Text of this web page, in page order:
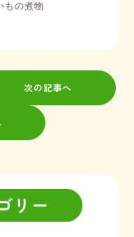
の煮物
次の記事へ